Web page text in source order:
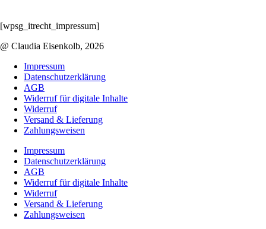
[wpsg_itrecht_impressum]
@ Claudia Eisenkolb, 2026
Impressum
Datenschutzerklärung
AGB
Widerruf für digitale Inhalte
Widerruf
Versand & Lieferung
Zahlungsweisen
Impressum
Datenschutzerklärung
AGB
Widerruf für digitale Inhalte
Widerruf
Versand & Lieferung
Zahlungsweisen